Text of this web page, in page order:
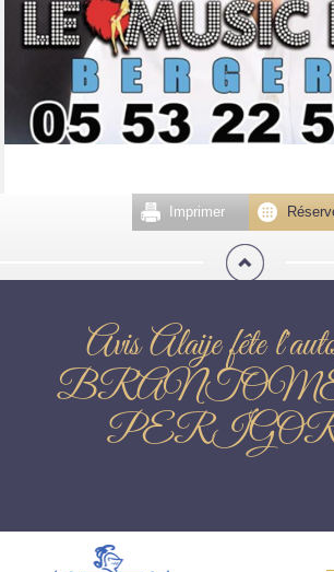
Imprimer
Avis Alaije fête